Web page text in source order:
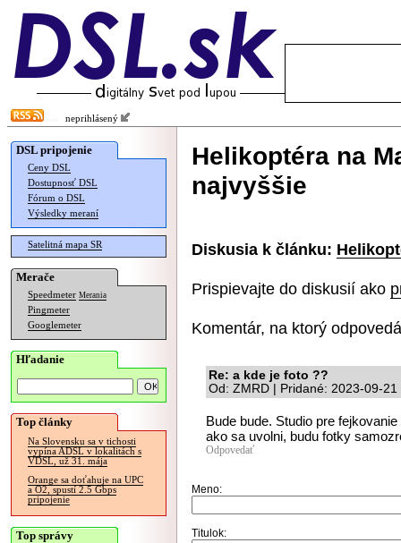
neprihlásený
DSL pripojenie
Ceny DSL
Dostupnosť DSL
Fórum o DSL
Výsledky meraní
Satelitná mapa SR
Merače
Speedmeter Merania
Pingmeter
Googlemeter
Hľadanie
Top články
Na Slovensku sa v tichosti
vypína ADSL v lokalitách s
VDSL, už 31. mája
Orange sa doťahuje na UPC
a O2, spustí 2.5 Gbps
pripojenie
Top správy
Helikoptéra na
najvyššie
Diskusia k článku:
Prispievajte do diskusií ako
Komentár, na ktorý
Re: a kde je foto ??
Od: ZMRD | Pridané: 2023-09-21
Bude bude. Studio pre
ako sa uvolni, budu fotky
Odpovedať
Meno:
Titulok: